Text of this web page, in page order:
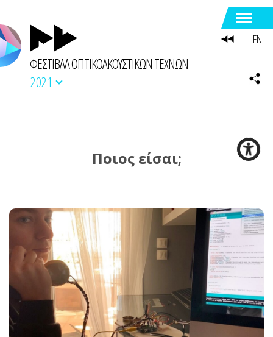
ΦΕΣΤΙΒΑΛ ΟΠΤΙΚΟΑΚΟΥΣΤΙΚΩΝ ΤΕΧΝΩΝ
2021
Ποιος είσαι;
EN